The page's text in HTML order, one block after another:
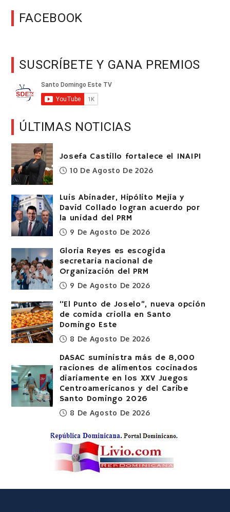
FACEBOOK
SUSCRÍBETE Y GANA PREMIOS
ÚLTIMAS NOTICIAS
Josefa Castillo fortalece el INAIPI
10 De Agosto De 2026
Luis Abinader, Hipólito Mejía y
David Collado logran acuerdo por
la unidad del PRM
9 De Agosto De 2026
Gloria Reyes es escogida
secretaria nacional de
Organización del PRM
9 De Agosto De 2026
“El Punto de Joselo”, nueva opción
de comida criolla en Santo
Domingo Este
8 De Agosto De 2026
DASAC suministra más de 8,000
raciones de alimentos cocinados
diariamente en los XXV Juegos
Centroamericanos y del Caribe
Santo Domingo 2026
8 De Agosto De 2026